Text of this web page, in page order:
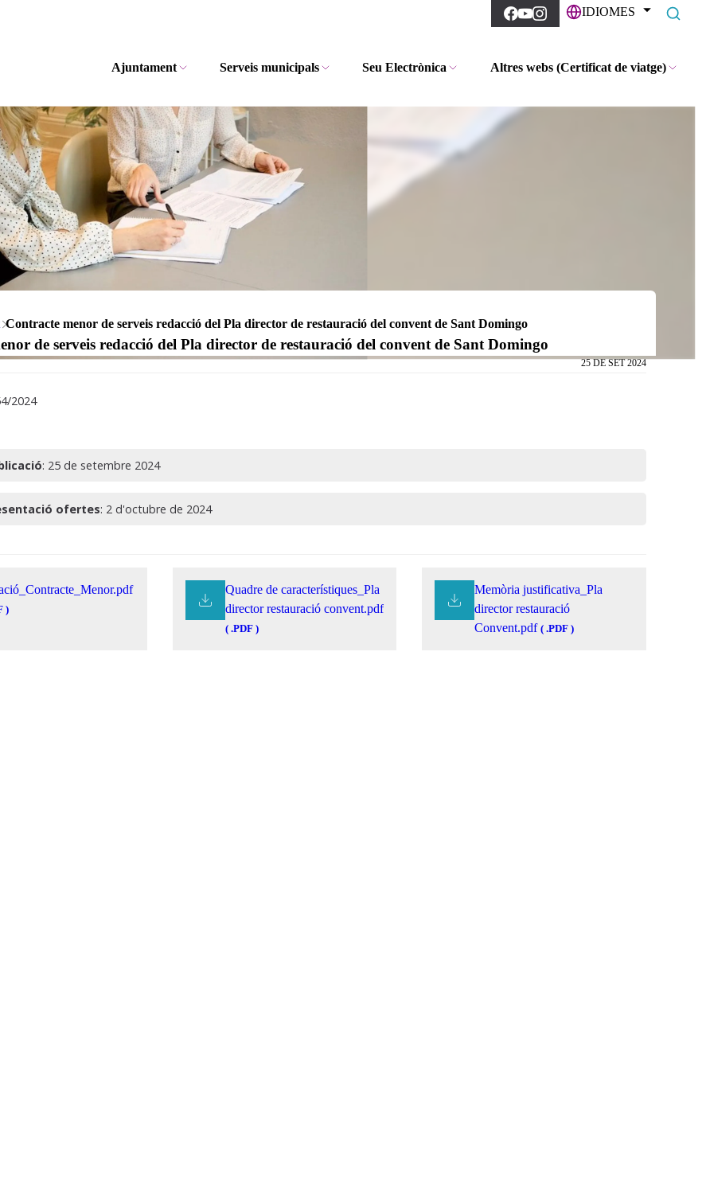
IDIOMES
Ajuntament Serveis municipals Seu Electrònica Altres webs (Certificat de viatge)
Contracte menor de serveis redacció del Pla director de restauració del convent de Sant Domingo
de serveis redacció del Pla director de restauració del convent de Sant Domingo
25 DE SET 2024
2024
: 25 de setembre 2024
ofertes: 2 d'octubre de 2024
)
Quadre de característiques_Pla
director restauració convent.pdf
( .PDF )
Memòria justificativa_Pla
director restauració
Convent.pdf( .PDF )